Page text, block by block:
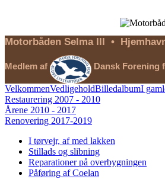
Motorbåden Selma III •
Medlem af Dansk
VelkommenVedligeholdBilledalbumI
Restaurering 2007 - 2010
Årene 2010 - 2017
Renovering 2017-2019
I tørvejr, af med lakken
Stillads og slibning
Reparationer på overbygningen
Påføring af Coelan